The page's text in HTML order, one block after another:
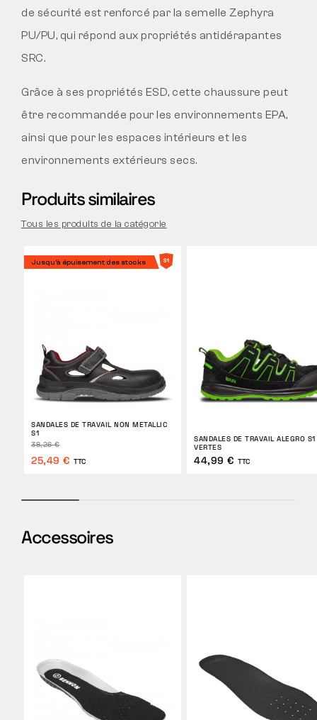
de sécurité est renforcé par la semelle Zephyra
PU/PU, qui répond aux propriétés antidérapantes
SRC.
Grâce à ses propriétés ESD, cette chaussure peut
être recommandée pour les environnements EPA,
ainsi que pour les espaces intérieurs et les
environnements extérieurs secs.
Produits similaires
Tous les produits de la catégorie
Jusqu'à épuisement des stocks
SANDALES DE TRAVAIL NON METALLIC
S1
38,26 €
25,49 € TTC
SANDALES DE TRAVAIL ALEGRO S1
VERTES
44,99 € TTC
Accessoires